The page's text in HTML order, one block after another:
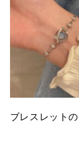
ブレスレット